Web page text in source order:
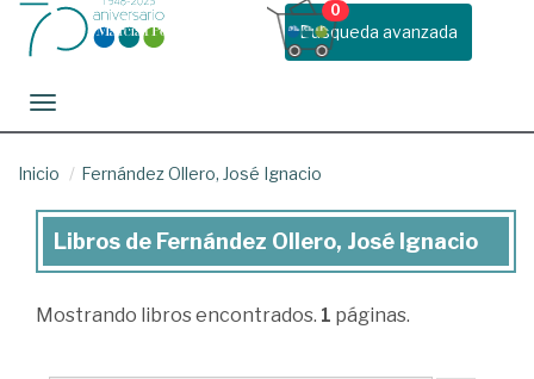
Busqueda avanzada
0
Toggle navigation
Inicio Fernández Ollero, José Ignacio
Libros
Fernández
Libros de Fernández Ollero, José Ignacio
Mostrando libros encontrados. 1 páginas.